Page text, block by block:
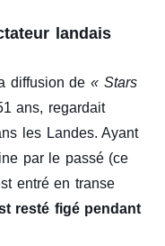
landais
diffusion de « Stars
ans, regardait
les Landes. Ayant
par le passé (ce
entré en transe
resté figé pendant